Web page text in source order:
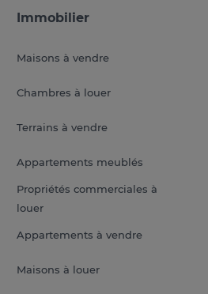
Immobilier
Maisons à vendre
Chambres à louer
Terrains à vendre
Appartements meublés
Propriétés commerciales à
louer
Appartements à vendre
Maisons à louer